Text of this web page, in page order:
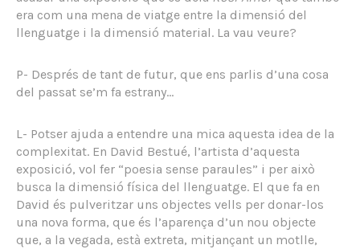
era com una mena de viatge entre la dimensió del
llenguatge i la dimensió material. La vau veure?
P- Després de tant de futur, que ens parlis d’una cosa
del passat se’m fa estrany…
L- Potser ajuda a entendre una mica aquesta idea de la
complexitat. En David Bestué, l’artista d’aquesta
exposició, vol fer “poesia sense paraules” i per això
busca la dimensió física del llenguatge. El que fa en
David és pulveritzar uns objectes vells per donar-los
una nova forma, que és l’aparença d’un nou objecte
que, a la vegada, està extreta, mitjançant un motlle,